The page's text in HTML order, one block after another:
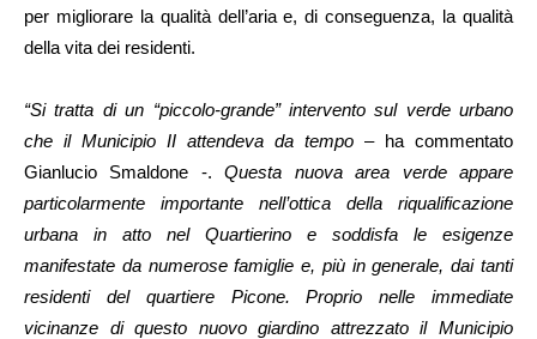
per migliorare la qualità dell’aria e, di conseguenza, la qualità
della vita dei residenti.
“Si tratta di un “piccolo-grande” intervento sul verde urbano
che il Municipio II attendeva da tempo – ha commentato
Gianlucio Smaldone -.Questa nuova area verde appare
particolarmente importante nell’ottica della riqualificazione
urbana in atto nel Quartierino e soddisfa le esigenze
manifestate da numerose famiglie e, più in generale, dai tanti
residenti del quartiere Picone. Proprio nelle immediate
vicinanze di questo nuovo giardino attrezzato il Municipio